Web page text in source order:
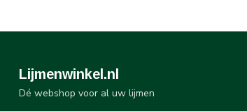
Lijmenwinkel.nl
Dé webshop voor al uw lijmen